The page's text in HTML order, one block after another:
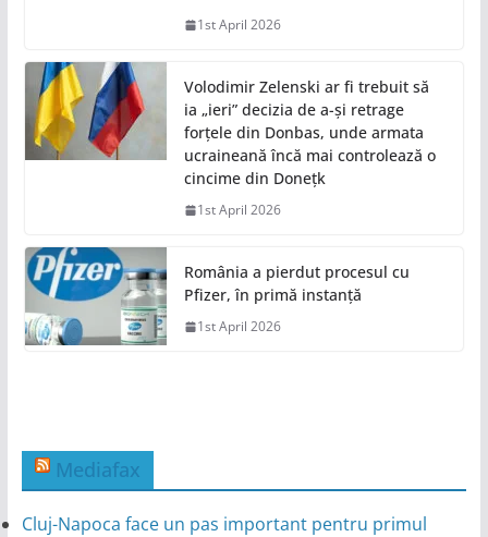
1st April 2026
Volodimir Zelenski ar fi trebuit să
ia „ieri” decizia de a-și retrage
forțele din Donbas, unde armata
ucraineană încă mai controlează o
cincime din Donețk
1st April 2026
România a pierdut procesul cu
Pfizer, în primă instanță
1st April 2026
Mediafax
Cluj-Napoca face un pas important pentru primul